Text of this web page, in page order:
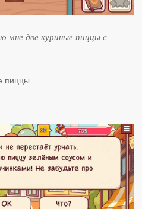
мне две куриные пиццы с
пиццы.